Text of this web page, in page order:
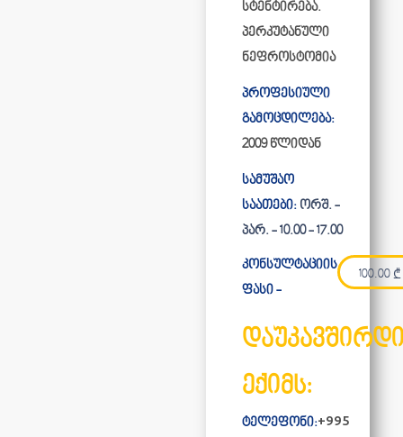
სტენტირება.
პერკუტანული
ნეფროსტომია
პროფესიული
გამოცდილება:
2009 წლიდან
სამუშაო
საათები: ორშ. -
პარ. - 10.00 - 17.00
კონსულტაციის
ფასი -
100.00 ₾
ექიმს:
ტელეფონი:+995